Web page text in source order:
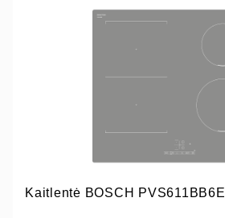
Kaitlentė BOSCH PVS611BB6E